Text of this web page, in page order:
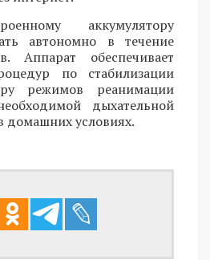
аккумулятору
автономно в течение
Аппарат обеспечивает
по стабилизации
режимов реанимации
дыхательной
условиях.